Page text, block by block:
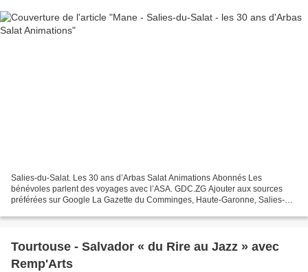
Salies-du-Salat. Les 30 ans d’Arbas Salat Animations Abonnés Les
bénévoles parlent des voyages avec l’ASA. GDC.ZG Ajouter aux sources
préférées sur Google La Gazette du Comminges, Haute-Garonne, Salies-du-
Tourtouse - Salvador « du Rire au Jazz » avec
Remp'Arts